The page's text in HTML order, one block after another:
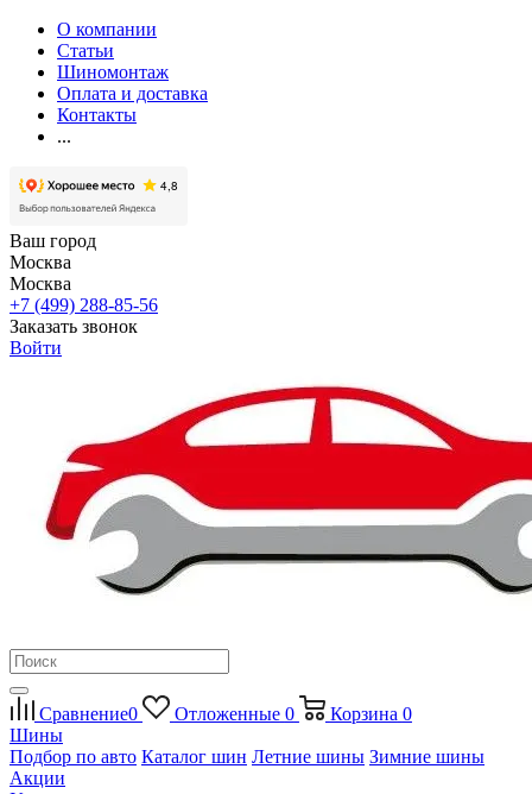
О компании
Статьи
Шиномонтаж
Оплата и доставка
Контакты
...
Ваш город
Москва
Москва
+7 (499) 288-85-56
Заказать звонок
Войти
Сравнение0 Отложенные 0 Корзина 0
Шины
Подбор по авто Каталог шин Летние шины Зимние шины
Акции